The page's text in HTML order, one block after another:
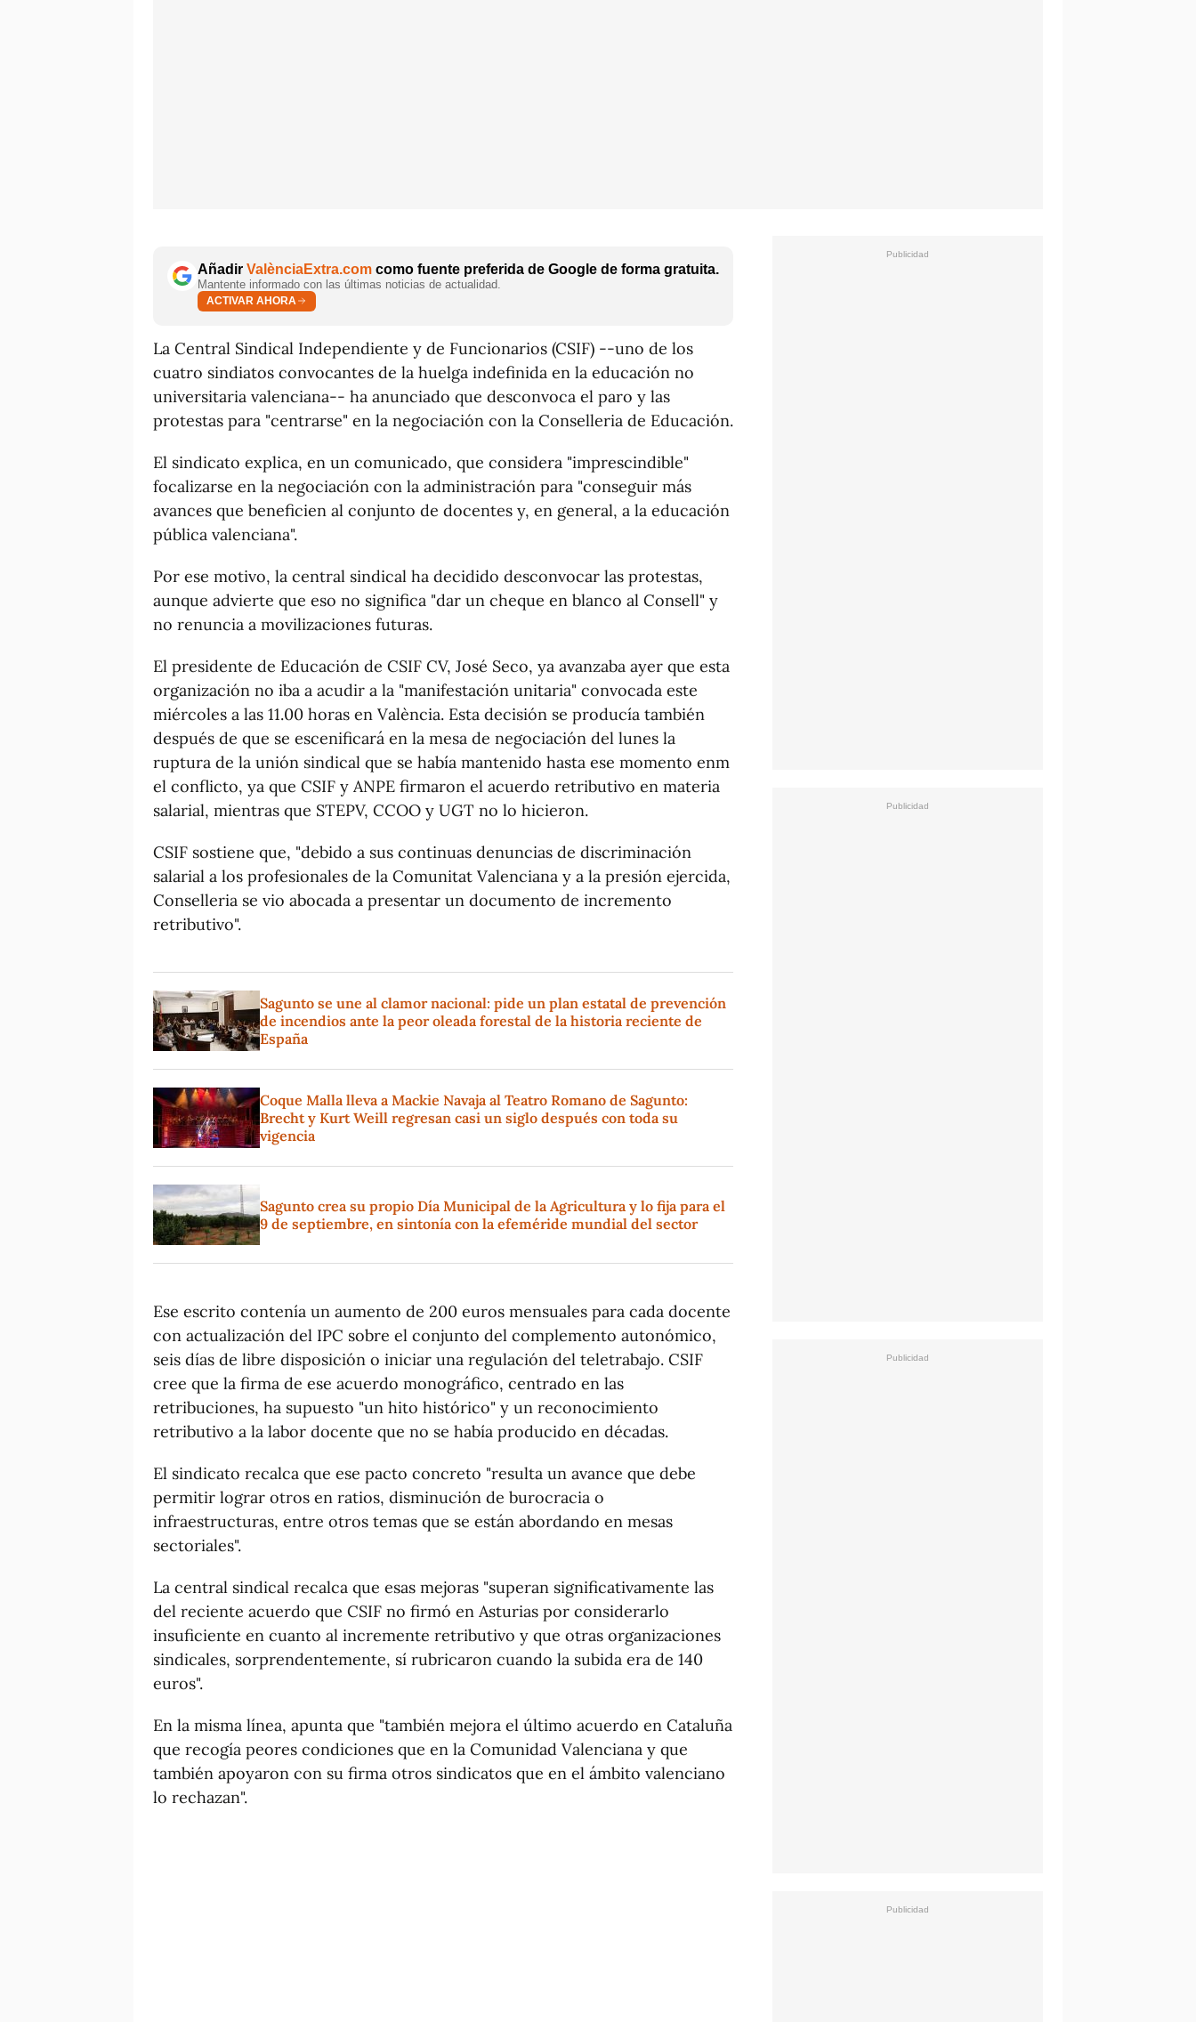
Añadir ValènciaExtra.com como fuente preferida de Google de forma gratuita.
Mantente informado con las últimas noticias de actualidad.
ACTIVAR AHORA
La Central Sindical Independiente y de Funcionarios (CSIF) --uno de los
cuatro sindiatos convocantes de la huelga indefinida en la educación no
universitaria valenciana-- ha anunciado que desconvoca el paro y las
protestas para "centrarse" en la negociación con la Conselleria de Educación.
El sindicato explica, en un comunicado, que considera "imprescindible"
focalizarse en la negociación con la administración para "conseguir más
avances que beneficien al conjunto de docentes y, en general, a la educación
pública valenciana".
Por ese motivo, la central sindical ha decidido desconvocar las protestas,
aunque advierte que eso no significa "dar un cheque en blanco al Consell" y
no renuncia a movilizaciones futuras.
El presidente de Educación de CSIF CV, José Seco, ya avanzaba ayer que esta
organización no iba a acudir a la "manifestación unitaria" convocada este
miércoles a las 11.00 horas en València. Esta decisión se producía también
después de que se escenificará en la mesa de negociación del lunes la
ruptura de la unión sindical que se había mantenido hasta ese momento enm
el conflicto, ya que CSIF y ANPE firmaron el acuerdo retributivo en materia
salarial, mientras que STEPV, CCOO y UGT no lo hicieron.
CSIF sostiene que, "debido a sus continuas denuncias de discriminación
salarial a los profesionales de la Comunitat Valenciana y a la presión ejercida,
Conselleria se vio abocada a presentar un documento de incremento
retributivo".
Sagunto se une al clamor nacional: pide un plan estatal de prevención
de incendios ante la peor oleada forestal de la historia reciente de
España
Coque Malla lleva a Mackie Navaja al Teatro Romano de Sagunto:
Brecht y Kurt Weill regresan casi un siglo después con toda su
vigencia
Sagunto crea su propio Día Municipal de la Agricultura y lo fija para el
9 de septiembre, en sintonía con la efeméride mundial del sector
Ese escrito contenía un aumento de 200 euros mensuales para cada docente
con actualización del IPC sobre el conjunto del complemento autonómico,
seis días de libre disposición o iniciar una regulación del teletrabajo. CSIF
cree que la firma de ese acuerdo monográfico, centrado en las
retribuciones, ha supuesto "un hito histórico" y un reconocimiento
retributivo a la labor docente que no se había producido en décadas.
El sindicato recalca que ese pacto concreto "resulta un avance que debe
permitir lograr otros en ratios, disminución de burocracia o
infraestructuras, entre otros temas que se están abordando en mesas
sectoriales".
La central sindical recalca que esas mejoras "superan significativamente las
del reciente acuerdo que CSIF no firmó en Asturias por considerarlo
insuficiente en cuanto al incremente retributivo y que otras organizaciones
sindicales, sorprendentemente, sí rubricaron cuando la subida era de 140
euros".
En la misma línea, apunta que "también mejora el último acuerdo en Cataluña
que recogía peores condiciones que en la Comunidad Valenciana y que
también apoyaron con su firma otros sindicatos que en el ámbito valenciano
lo rechazan".